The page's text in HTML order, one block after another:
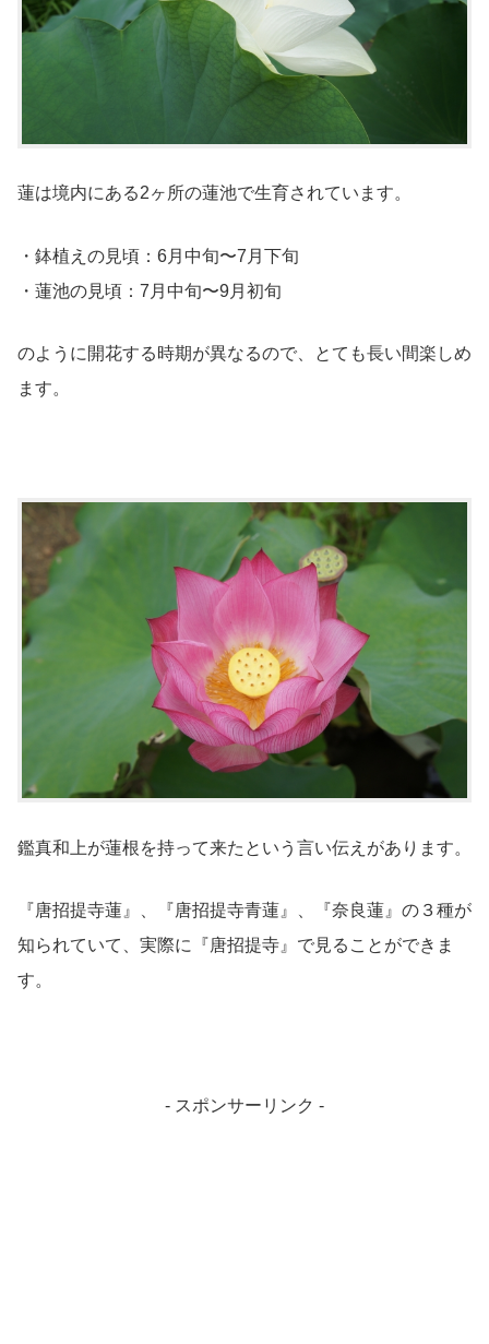
蓮は境内にある2ヶ所の蓮池で生育されています。
・鉢植えの見頃：6月中旬〜7月下旬
・蓮池の見頃：7月中旬〜9月初旬
のように開花する時期が異なるので、とても長い間楽しめ
ます。
鑑真和上が蓮根を持って来たという言い伝えがあります。
『唐招提寺蓮』、『唐招提寺青蓮』、『奈良蓮』の３種が
知られていて、実際に『唐招提寺』で見ることができま
す。
- スポンサーリンク -